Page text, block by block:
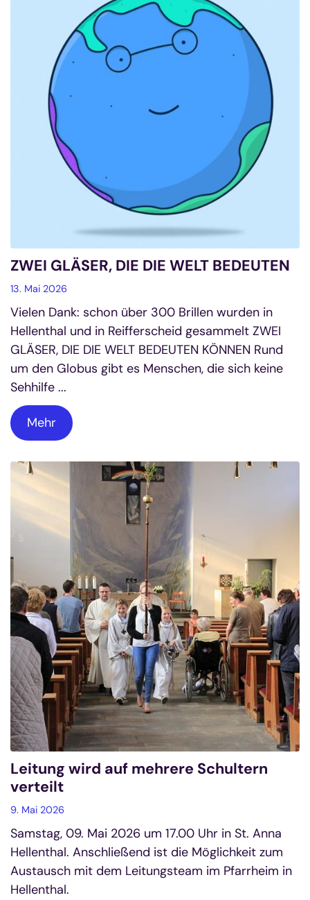
ZWEI GLÄSER, DIE DIE WELT BEDEUTEN
13. Mai 2026
Vielen Dank: schon über 300 Brillen wurden in
Hellenthal und in Reifferscheid gesammelt ZWEI
GLÄSER, DIE DIE WELT BEDEUTEN KÖNNEN Rund
um den Globus gibt es Menschen, die sich keine
Sehhilfe ...
Mehr
Leitung wird auf mehrere Schultern
verteilt
9. Mai 2026
Samstag, 09. Mai 2026 um 17.00 Uhr in St. Anna
Hellenthal. Anschließend ist die Möglichkeit zum
Austausch mit dem Leitungsteam im Pfarrheim in
Hellenthal.